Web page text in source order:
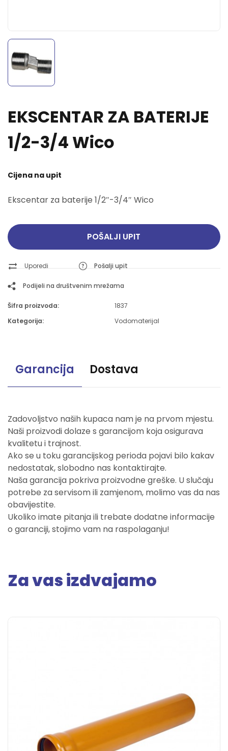
EKSCENTAR ZA BATERIJE
1/2-3/4 Wico
Cijena na upit
Ekscentar za baterije 1/2″-3/4″ Wico
POŠALJI UPIT
Uporedi Pošalji upit
Podijeli na društvenim mrežama
Šifra proizvoda:
1837
Kategorija:
Vodomaterijal
Garancija Dostava
Zadovoljstvo naših kupaca nam je na prvom mjestu.
Naši proizvodi dolaze s garancijom koja osigurava
kvalitetu i trajnost.
Ako se u toku garancijskog perioda pojavi bilo kakav
nedostatak, slobodno nas kontaktirajte.
Naša garancija pokriva proizvodne greške. U slučaju
potrebe za servisom ili zamjenom, molimo vas da nas
obavijestite.
Ukoliko imate pitanja ili trebate dodatne informacije
o garanciji, stojimo vam na raspolaganju!
Za vas izdvajamo